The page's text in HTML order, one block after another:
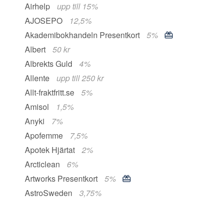
Airhelp
upp till 15%
AJOSEPO
12,5%
Akademibokhandeln Presentkort
5%
Albert
50 kr
Albrekts Guld
4%
Allente
upp till 250 kr
Allt-fraktfritt.se
5%
Amisol
1,5%
Anyki
7%
Apofemme
7,5%
Apotek Hjärtat
2%
Arcticlean
6%
Artworks Presentkort
5%
AstroSweden
3,75%